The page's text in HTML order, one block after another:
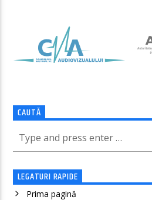
CAUTĂ
LEGATURI RAPIDE
Prima pagină